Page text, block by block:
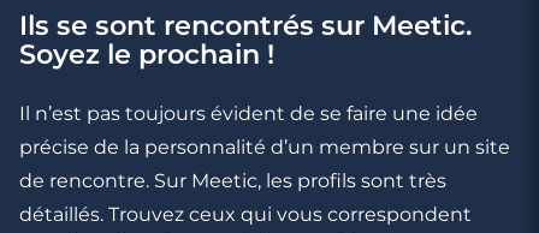
Ils se sont rencontrés sur Meetic.
Soyez le prochain !
Il n’est pas toujours évident de se faire une idée
précise de la personnalité d’un membre sur un site
de rencontre. Sur Meetic, les profils sont très
détaillés. Trouvez ceux qui vous correspondent